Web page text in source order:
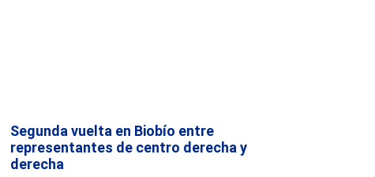
Segunda vuelta en Biobío entre
representantes de centro derecha y
derecha